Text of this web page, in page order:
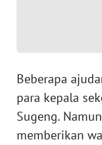
Beberapa
para kepala
Sugeng.
memberikan
WN
RIAU